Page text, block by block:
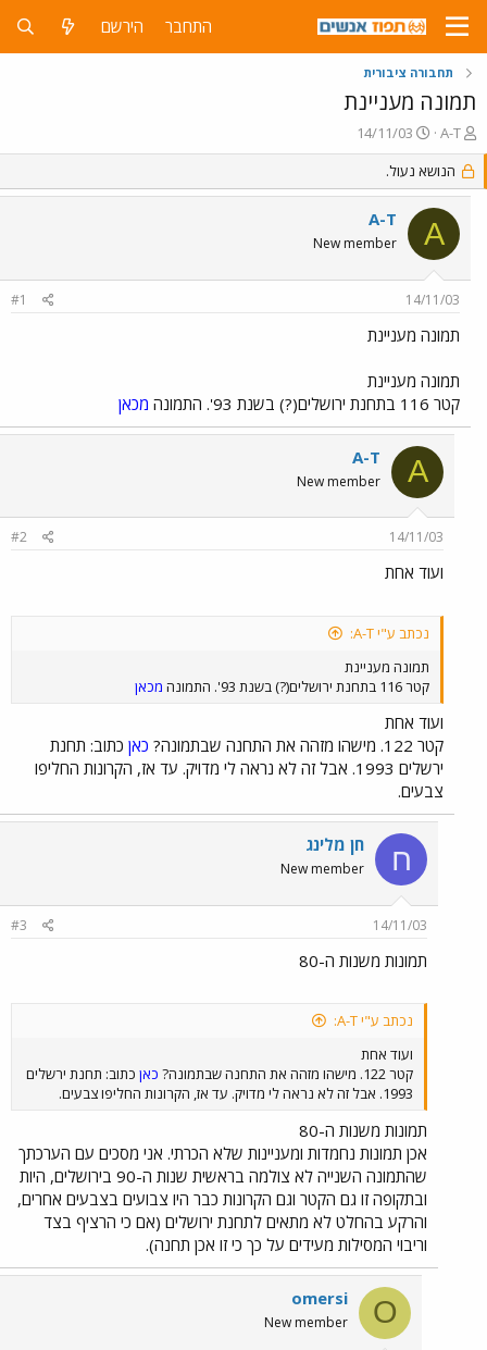
התחבר הירשם
תחבורה ציבורית
תמונה מעניינת
פ
ו
ת
ח
נ
A-T
פ
ו
ר
ס
ב
ת
ך
14/11/03
הנושא נעול.
A
A-T
New member
14/11/03
#1
תמונה מעניינת
תמונה מעניינת
קטר 116 בתחנת ירושלים(?) בשנת 93'. התמונה
מכאן
A
A-T
New member
14/11/03
#2
ועוד אחת
נכתב ע"י A-T:
תמונה מעניינת
קטר 116 בתחנת ירושלים(?) בשנת 93'. התמונה
מכאן
ועוד אחת
קטר 122. מישהו מזהה את התחנה שבתמונה?
כאן כתוב: תחנת
ירשלים 1993. אבל זה לא נראה לי מדויק. עד אז, הקרונות החליפו
צבעים.
ח חן מלינג
New member
14/11/03
#3
תמונות משנות ה-80
נכתב ע"י A-T:
ועוד אחת
קטר 122. מישהו מזהה את התחנה שבתמונה?
כאן כתוב: תחנת ירשלים
1993. אבל זה לא נראה לי מדויק. עד אז, הקרונות החליפו צבעים.
תמונות משנות ה-80
אכן תמונות נחמדות ומעניינות שלא הכרתי. אני מסכים עם הערכתך
שהתמונה השנייה לא צולמה בראשית שנות ה-90 בירושלים, היות
ובתקופה זו גם הקטר וגם הקרונות כבר היו צבועים בצבעים אחרים,
והרקע בהחלט לא מתאים לתחנת ירושלים (אם כי הרציף בצד
וריבוי המסילות מעידים על כך כי זו אכן תחנה).
O
omersi
New member